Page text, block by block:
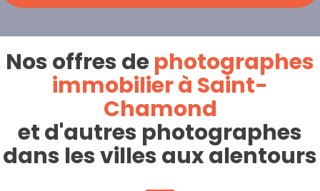
Nos offres dephotographes
immobilier à Saint-
Chamond
et d'autres photographes
dans les villes aux alentours